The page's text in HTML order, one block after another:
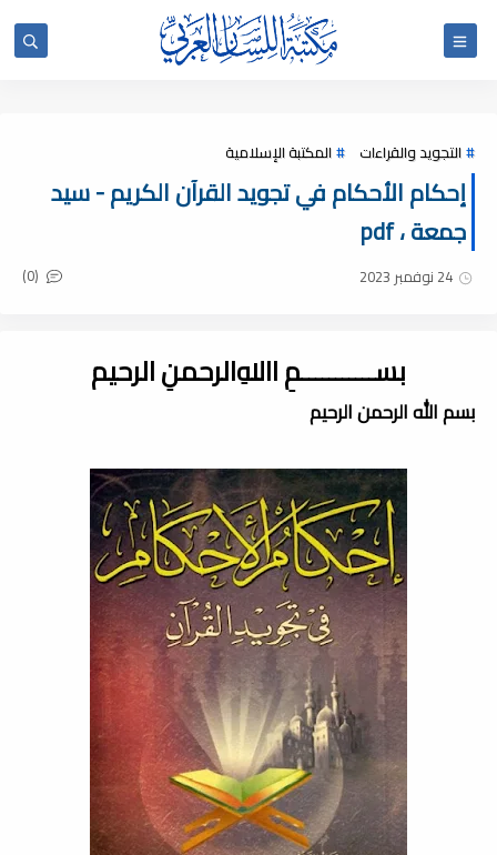
التجويد والقراءات المكتبة الإسلامية
إحكام الأحكام في تجويد القرآن الكريم - سيد
جمعة ، pdf
24 نوفمبر 2023 (0)
بســـــــــــمِ اﷲِالرحمنِ الرحيم
بسم الله الرحمن الرحيم